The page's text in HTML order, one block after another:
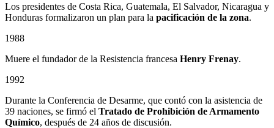
Los presidentes de Costa Rica, Guatemala, El Salvador, Nicaragua y
Honduras formalizaron un plan para la pacificación de la zona.
1988
Muere el fundador de la Resistencia francesa Henry Frenay.
1992
Durante la Conferencia de Desarme, que contó con la asistencia de
39 naciones, se firmó el Tratado de Prohibición de Armamento
Químico, después de 24 años de discusión.